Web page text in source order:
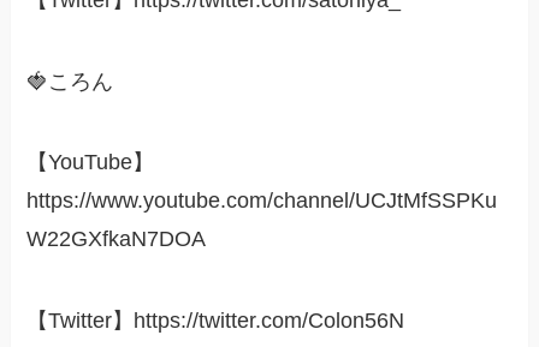
🍓ころん
【YouTube】
https://www.youtube.com/channel/UCJtMfSSPKu
W22GXfkaN7DOA
【Twitter】https://twitter.com/Colon56N